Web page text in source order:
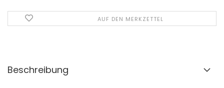
AUF DEN MERKZETTEL
Beschreibung